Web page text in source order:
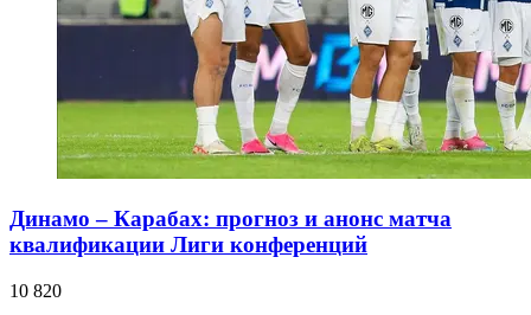
Динамо – Карабах: прогноз и анонс матча
квалификации Лиги конференций
10 820